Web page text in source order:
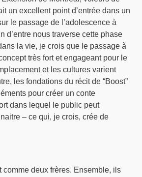
un excellent point d’entrée dans un
le passage de l’adolescence à
d’entre nous traverse cette phase
la vie, je crois que le passage à
très fort et engageant pour le
et les cultures varient
les fondations du récit de “Boost”
pour créer un conte
dans lequel le public peut
– ce qui, je crois, crée de
comme deux frères. Ensemble, ils